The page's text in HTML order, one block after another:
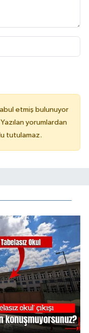
etmiş bulunuyor
yorumlardan
tutulamaz.